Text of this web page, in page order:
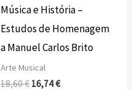
Música e História –
Estudos de Homenagem
a Manuel Carlos Brito
Arte Musical
18,60€ 16,74€